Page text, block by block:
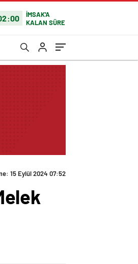
İMSAK'A
KALAN SÜRE
15 Eylül 2024 07:52